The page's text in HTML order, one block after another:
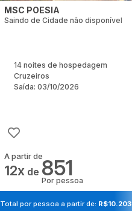
MSC POESIA
Saindo de Cidade não disponível
14 noites de hospedagem
Cruzeiros
Saída: 03/10/2026
A partir de
12x de 851
Por pessoa
Total por pessoa a partir de: R$10.203